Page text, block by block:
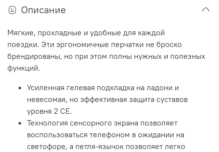
Описание
Мягкие, прохладные и удобные для каждой
поездки. Эти эргономичные перчатки не броско
брендированы, но при этом полны нужных и полезных
функций.
Усиленная гелевая подкладка на ладони и
невесомая, но эффективная защита суставов
уровня 2 CE.
Технология сенсорного экрана позволяет
воспользоваться телефоном в ожидании на
светофоре, а петля-язычок позволяет легко